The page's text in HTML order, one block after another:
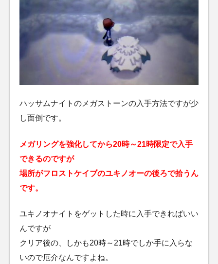
ハッサムナイトのメガストーンの入手方法ですが少
し面倒です。
メガリングを強化してから20時～21時限定で入手
できるのですが
場所がフロストケイブのユキノオーの後ろで拾うん
です。
ユキノオナイトをゲットした時に入手できればいい
んですが
クリア後の、しかも20時～21時でしか手に入らな
いので厄介なんですよね。